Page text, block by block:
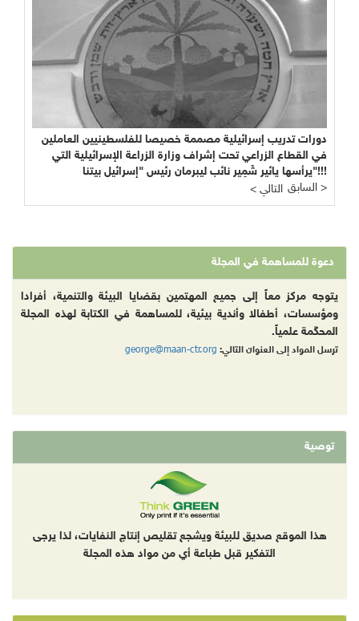
دورات تدريب إسرائيلية مصممة خصيصا للفلسطينيين العاملين
في القطاع الزراعي تحت إشراف وزارة الزراعة الإسرائيلية التي
يرأسها يائير شَمِير نائب ليبرمان رئيس "إسرائيل بيتنا"!!!
< التالي
السابق >
دعوة للمساهمة في المجلة
يتوجه مركز معاً إلى جميع المهتمين بقضايا البيئة والتنمية، أفرادا
ومؤسسات، أطفالا وأندية بيئية، للمساهمة في الكتابة لهذه المجلة
المحكّمة علمياً.
ترسل المواد إلى العنوان التالي: george@maan-ctr.org
توصية
هذا الموقع صديق للبيئة ويشجع تقليص إنتاج النفايات، لذا يرجى
التفكير قبل طباعة أي من مواد هذه المجلة